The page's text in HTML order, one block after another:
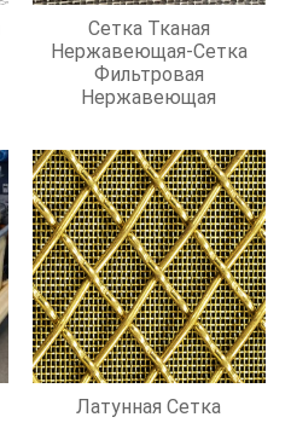
Сетка Тканая
Нержавеющая-Сетка
Фильтровая
Нержавеющая
Латунная Сетка